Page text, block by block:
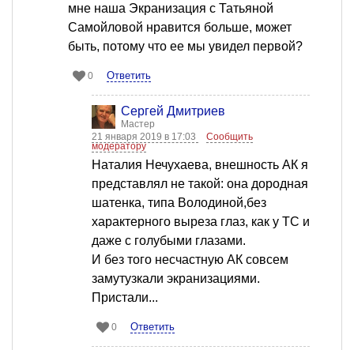
мне наша Экранизация с Татьяной
Самойловой нравится больше, может
быть, потому что ее мы увидел первой?
0 Ответить
Сергей Дмитриев
Мастер
21 января 2019 в 17:03
Сообщить
модератору
Наталия Нечухаева, внешность АК я
представлял не такой: она дородная
шатенка, типа Володиной,без
характерного выреза глаз, как у ТС и
даже с голубыми глазами.
И без того несчастную АК совсем
замутузкали экранизациями.
Пристали...
0 Ответить